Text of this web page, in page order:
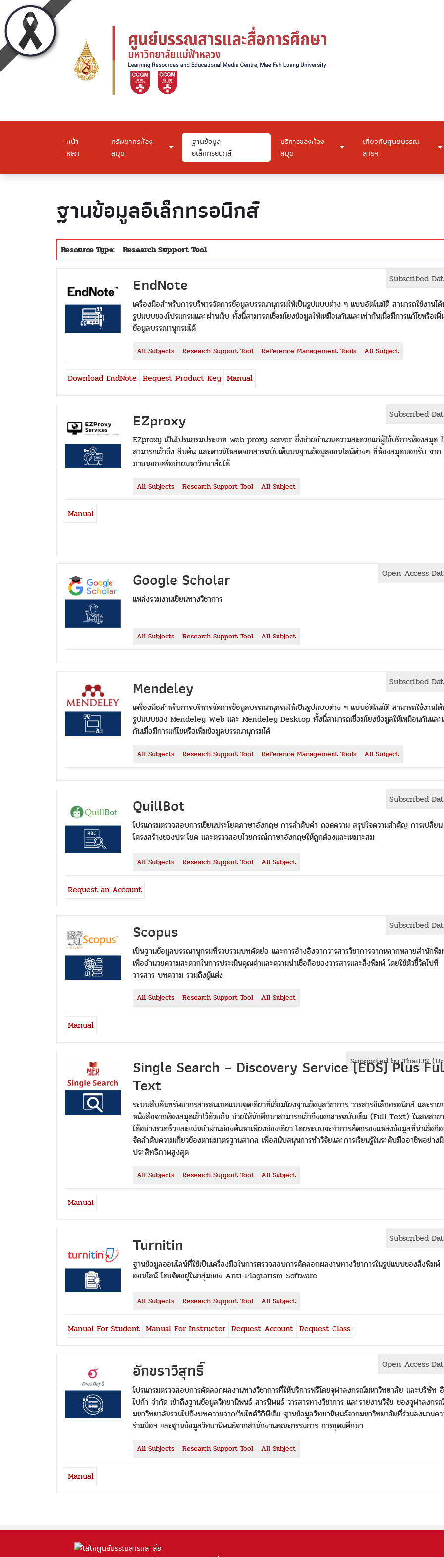
หน้า
หลัก
ทรัพยากรห้อง
สมุด
ฐานข้อมูล
อิเล็กทรอนิกส์
บริการของห้อง
สมุด
เกี่ยวกับศูนย์บรรณ
สารฯ
ฐานข้อมูลอิเล็กทรอนิกส์
Resource Type: Research Support Tool
Subscribed
EndNote
เครื่องมือสำหรับการบริหารจัดการข้อมูลบรรณานุกรมให้เป็นรูปแบบต่าง ๆ แบบอัตโนมัติ สามารถใช้งานไ
รูปแบบของโปรแกรมและผ่านเว็บ ทั้งนี้สามารถเชื่อมโยงข้อมูลให้เหมือนกันและเท่ากันเมื่อมีการแก้ไขหรือเพิ่
ข้อมูลบรรณานุกรมได้
All Subjects Research Support Tool Reference Management Tools All Subject
Download EndNote Request Product Key Manual
Subscribed
EZproxy
EZproxy เป็นโปรแกรมประเภท web proxy server ซึ่งช่วยอำนวยความสะดวกแก่ผู้ใช้บริการห้องสมุด
สามารถเข้าถึง สืบค้น และดาวน์โหลดเอกสารฉบับเต็มบนฐานข้อมูลออนไลน์ต่างๆ ที่ห้องสมุดบอกรับ จาก
ภายนอกเครือข่ายมหาวิทยาลัยได้
All Subjects Research Support Tool All Subject
Manual
Open Access
Google Scholar
แหล่งรวมงานเขียนทางวิชาการ
All Subjects Research Support Tool All Subject
Subscribed
Mendeley
เครื่องมือสำหรับการบริหารจัดการข้อมูลบรรณานุกรมให้เป็นรูปแบบต่าง ๆ แบบอัตโนมัติ สามารถใช้งานไ
รูปแบบของ Mendeley Web และ Mendeley Desktop ทั้งนี้สามารถเชื่อมโยงข้อมูลให้เหมือนกันและ
กันเมื่อมีการแก้ไขหรือเพิ่มข้อมูลบรรณานุกรมได้
All Subjects Research Support Tool Reference Management Tools All Subject
Subscribed
QuillBot
โปรแกรมตรวจสอบการเขียนประโยคภาษาอังกฤษ การลำดับคำ ถอดความ สรุปใจความสำคัญ การเปลี่ยน
โครงสร้างของประโยค และตรวจสอบไวยกรณ์ภาษาอังกฤษให้ถูกต้องและเหมาะสม
All Subjects Research Support Tool All Subject
Request an Account
Subscribed
Scopus
เป็นฐานข้อมูลบรรณานุกรมที่รวบรวมบทคัดย่อ และการอ้างอิงจากวารสารวิชาการจากหลากหลายสำนักพิ
เพื่ออำนวยความสะดวกในการประเมินคุณค่าและความน่าเชื่อถือของวารสารและสิ่งพิมพ์ โดยใช้ตัวชี้วัดไปที่
วารสาร บทความ รวมถึงผู้แต่ง
All Subjects Research Support Tool All Subject
Manual
Supported by ThaiLIS
Single Search – Discovery Service (EDS) Plus
Text
ระบบสืบค้นทรัพยากรสารสนเทศแบบจุดเดียวที่เชื่อมโยงฐานข้อมูลวิชาการ วารสารอิเล็กทรอนิกส์ และราย
หนังสือจากห้องสมุดเข้าไว้ด้วยกัน ช่วยให้นักศึกษาสามารถเข้าถึงเอกสารฉบับเต็ม (Full Text) ในสหสาข
ได้อย่างรวดเร็วและแม่นยำผ่านช่องค้นหาเพียงช่องเดียว โดยระบบจะทำการคัดกรองแหล่งข้อมูลที่น่าเชื่อถื
จัดลำดับความเกี่ยวข้องตามมาตรฐานสากล เพื่อสนับสนุนการทำวิจัยและการเรียนรู้ในระดับมืออาชีพอย่างมี
ประสิทธิภาพสูงสุด
All Subjects Research Support Tool All Subject
Manual
Subscribed
Turnitin
ฐานข้อมูลออนไลน์ที่ใช้เป็นเครื่องมือในการตรวจสอบการคัดลอกผลงานทางวิชาการในรูปแบบของสิ่งพิมพ์
ออนไลน์ โดยจัดอยู่ในกลุ่มของ Anti-Plagiarism Software
All Subjects Research Support Tool All Subject
Manual For Student Manual For Instructor Request Account Request Class
Open Access
อักขราวิสุทธิ์
โปรแกรมตรวจสอบการคัดลอกผลงานทางวิชาการที่ให้บริการฟรีโดยจุฬาลงกรณ์มหาวิทยาลัย และบริษัท
ไปก้า จำกัด เข้าถึงฐานข้อมูลวิทยานิพนธ์ สารนิพนธ์ วารสารทางวิชาการ และรายงานวิจัย ของจุฬาลงกรณ์
มหาวิทยาลัยรวมไปถึงบทความจากเว็บไซต์วิกิพีเดีย ฐานข้อมูลวิทยานิพนธ์จากมหาวิทยาลัยที่ร่วมลงนามค
ร่วมมือฯ และฐานข้อมูลวิทยานิพนธ์จากสำนักงานคณะกรรมการ การอุดมศึกษา
All Subjects Research Support Tool All Subject
Manual